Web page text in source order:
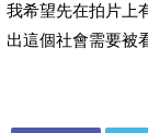
我希望先在拍片上
出這個社會需要被